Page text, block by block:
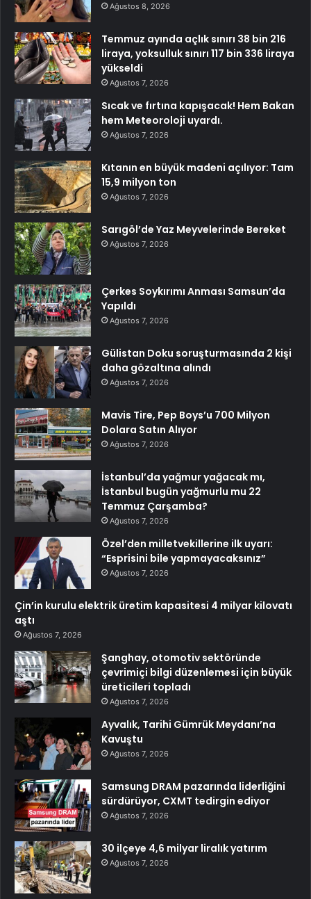
Ağustos 8, 2026
Temmuz ayında açlık sınırı 38 bin 216
liraya, yoksulluk sınırı 117 bin 336 liraya
yükseldi
Ağustos 7, 2026
Sıcak ve fırtına kapışacak! Hem Bakan
hem Meteoroloji uyardı.
Ağustos 7, 2026
Kıtanın en büyük madeni açılıyor: Tam
15,9 milyon ton
Ağustos 7, 2026
Sarıgöl’de Yaz Meyvelerinde Bereket
Ağustos 7, 2026
Çerkes Soykırımı Anması Samsun’da
Yapıldı
Ağustos 7, 2026
Gülistan Doku soruşturmasında 2 kişi
daha gözaltına alındı
Ağustos 7, 2026
Mavis Tire, Pep Boys’u 700 Milyon
Dolara Satın Alıyor
Ağustos 7, 2026
İstanbul’da yağmur yağacak mı,
İstanbul bugün yağmurlu mu 22
Temmuz Çarşamba?
Ağustos 7, 2026
Özel’den milletvekillerine ilk uyarı:
“Esprisini bile yapmayacaksınız”
Ağustos 7, 2026
Çin’in kurulu elektrik üretim kapasitesi 4 milyar kilovatı
aştı
Ağustos 7, 2026
Şanghay, otomotiv sektöründe
çevrimiçi bilgi düzenlemesi için büyük
üreticileri topladı
Ağustos 7, 2026
Ayvalık, Tarihi Gümrük Meydanı’na
Kavuştu
Ağustos 7, 2026
Samsung DRAM pazarında liderliğini
sürdürüyor, CXMT tedirgin ediyor
Ağustos 7, 2026
30 ilçeye 4,6 milyar liralık yatırım
Ağustos 7, 2026